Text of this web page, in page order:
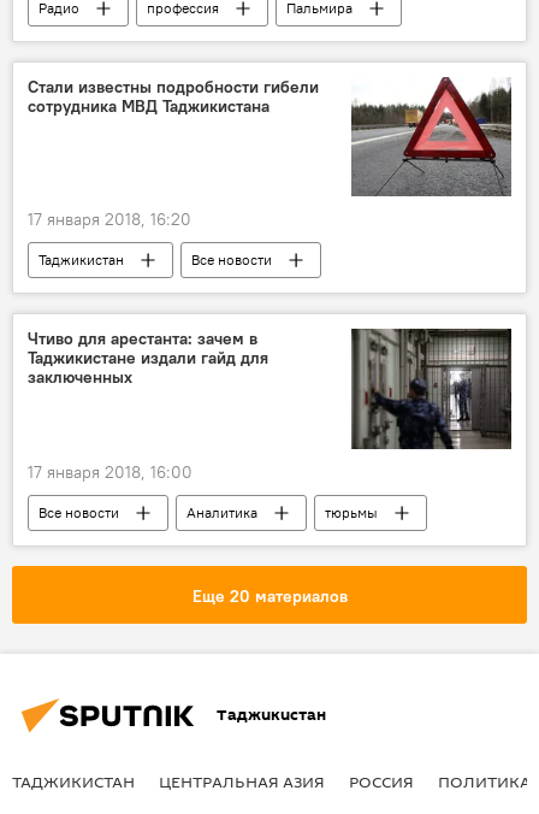
Радио профессия Пальмира
Стали известны подробности гибели
сотрудника МВД Таджикистана
17 января 2018, 16:20
Таджикистан
Все новости
МВД Таджикистана
ДТП и аварии
смерть
Чтиво для арестанта: зачем в
Таджикистане издали гайд для
заключенных
17 января 2018, 16:00
Все новости Аналитика
тюрьмы
радикализация
Россия
Еще 20 материалов
Таджикистан
ТАДЖИКИСТАН ЦЕНТРАЛЬНАЯ АЗИЯ РОССИЯ ПОЛИТИКА